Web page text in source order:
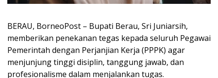
BERAU, BorneoPost – Bupati Berau, Sri Juniarsih,
memberikan penekanan tegas kepada seluruh Pegawai
Pemerintah dengan Perjanjian Kerja (PPPK) agar
menjunjung tinggi disiplin, tanggung jawab, dan
profesionalisme dalam menjalankan tugas.